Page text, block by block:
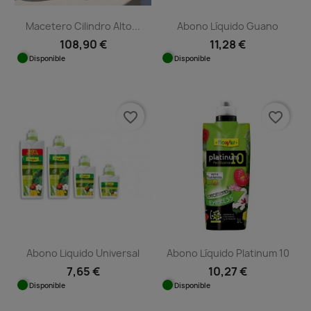
Macetero Cilindro Alto...
108,90 €
Disponible
Abono Líquido Guano
11,28 €
Disponible
Abono Liquido Universal
7,65 €
Disponible
favorite_border
Abono Líquido Platinum 10
10,27 €
Disponible
favorite_border